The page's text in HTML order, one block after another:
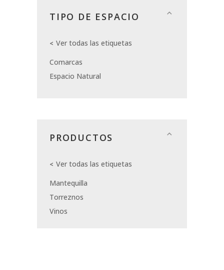
TIPO DE ESPACIO
Ver todas las etiquetas
Comarcas
Espacio Natural
PRODUCTOS
Ver todas las etiquetas
Mantequilla
Torreznos
Vinos